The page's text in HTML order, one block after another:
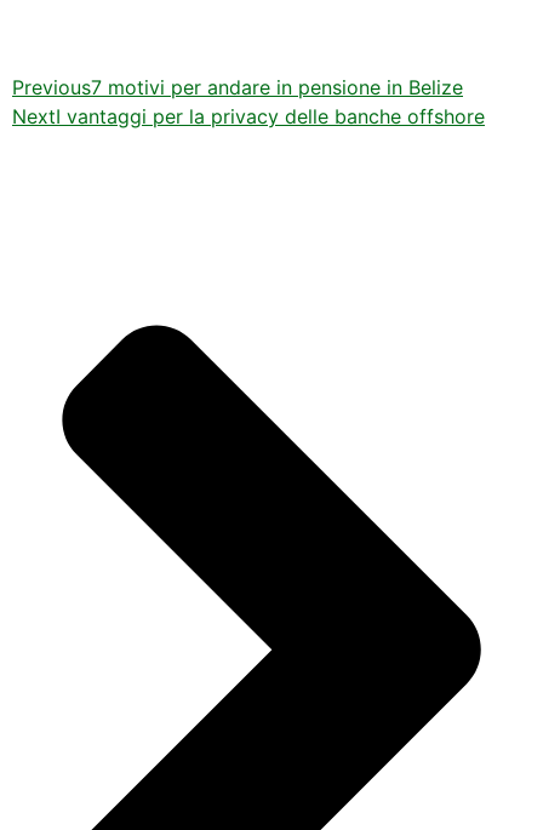
Previous7 motivi per andare in pensione in Belize
NextI vantaggi per la privacy delle banche offshore